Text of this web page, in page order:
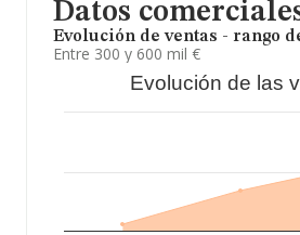
Datos
Evolución de ventas - rango
Entre 300 y 600 mil €
Evolución de las